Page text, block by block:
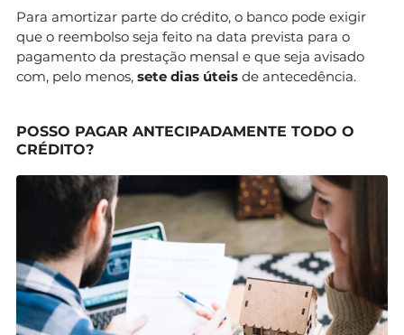
Para amortizar parte do crédito, o banco pode exigir
que o reembolso seja feito na data prevista para o
pagamento da prestação mensal e que seja avisado
com, pelo menos, sete dias úteis de antecedência.
POSSO PAGAR ANTECIPADAMENTE TODO O
CRÉDITO?